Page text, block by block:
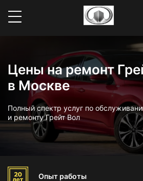
Цены на ремонт
в Москве
Полный спектр услуг по
и ремонту Грейт Вол
Опыт работы